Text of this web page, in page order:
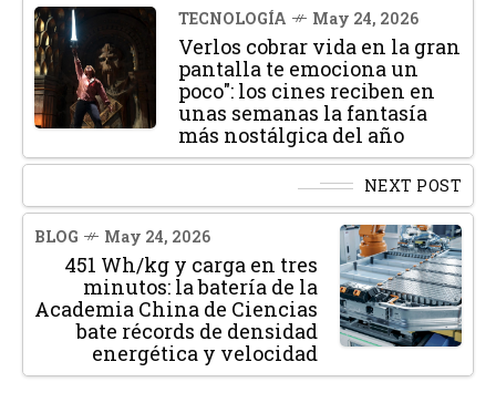
TECNOLOGÍA May 24, 2026
Verlos cobrar vida en la gran
pantalla te emociona un
poco": los cines reciben en
unas semanas la fantasía
más nostálgica del año
NEXT POST
BLOG May 24, 2026
451 Wh/kg y carga en tres
minutos: la batería de la
Academia China de Ciencias
bate récords de densidad
energética y velocidad